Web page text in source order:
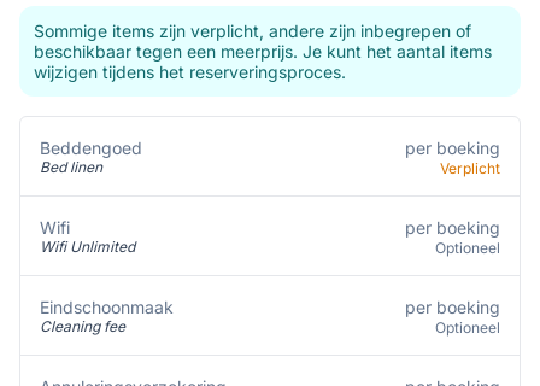
Sommige items zijn verplicht, andere zijn inbegrepen of
beschikbaar tegen een meerprijs. Je kunt het aantal items
wijzigen tijdens het reserveringsproces.
Beddengoed
Bed linen
per boeking
Verplicht
Wifi
Wifi Unlimited
per boeking
Optioneel
Eindschoonmaak
Cleaning fee
per boeking
Optioneel